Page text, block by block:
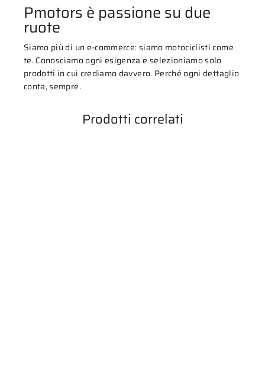
Pmotors è passione su due
ruote
Siamo più di un e-commerce: siamo motociclisti come
te. Conosciamo ogni esigenza e selezioniamo solo
prodotti in cui crediamo davvero. Perché ogni dettaglio
conta, sempre.
Prodotti correlati